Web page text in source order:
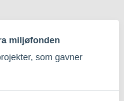
miljøfonden
som gavner